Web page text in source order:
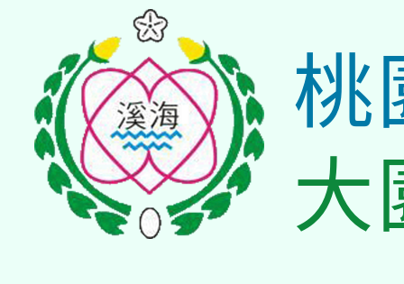
桃
大